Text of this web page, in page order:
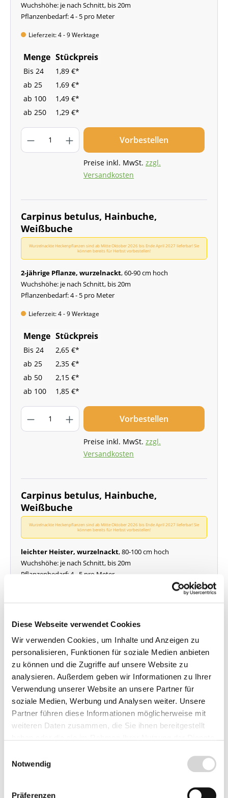
Diese Webseite verwendet Cookies
Wir verwenden Cookies, um Inhalte und Anzeigen zu
personalisieren, Funktionen für soziale Medien anbieten
zu können und die Zugriffe auf unsere Website zu
analysieren. Außerdem geben wir Informationen zu Ihrer
Verwendung unserer Website an unsere Partner für
soziale Medien, Werbung und Analysen weiter. Unsere
Partner führen diese Informationen möglicherweise mit
weiteren Daten zusammen, die Sie ihnen bereitgestellt
Notwendig
Präferenzen
Wuchshöhe: je nach Schnitt, bis 20m
Pflanzenbedarf: 4 - 5 pro Meter
Lieferzeit: 4 - 9 Werktage
Menge Stückpreis
Bis 24
1,89 €*
ab 25
1,69 €*
ab 100
1,49 €*
ab 250 1,29 €*
Vorbestellen
Preise inkl. MwSt. zzgl.
Versandkosten
Carpinus betulus, Hainbuche,
Weißbuche
Wurzelnackte Heckenpflanzen sind ab Mitte Oktober 2026 bis Ende April 2027 lieferbar! Sie
können bereits für Herbst vorbestellen!
2-jährige Pflanze, wurzelnackt, 60-90 cm hoch
Wuchshöhe: je nach Schnitt, bis 20m
Pflanzenbedarf: 4 - 5 pro Meter
Lieferzeit: 4 - 9 Werktage
Menge Stückpreis
Bis 24
2,65 €*
ab 25
2,35 €*
ab 50
2,15 €*
ab 100 1,85 €*
Vorbestellen
Preise inkl. MwSt. zzgl.
Versandkosten
Carpinus betulus, Hainbuche,
Weißbuche
Wurzelnackte Heckenpflanzen sind ab Mitte Oktober 2026 bis Ende April 2027 lieferbar! Sie
können bereits für Herbst vorbestellen!
leichter Heister, wurzelnackt, 80-100 cm hoch
Wuchshöhe: je nach Schnitt, bis 20m
Pflanzenbedarf: 4 - 5 pro Meter
Bis19
3,45 €*
ab20
3,15 €*
ab50 2,75 €*
Vorbestellen
Preise inkl. MwSt.zzgl.
Versandkosten
Carpinus betulus, Hainbuche,
Weißbuche
Wurzelnackte Heckenpflanzen sind ab Mitte Oktober 2026 bis Ende April 2027 lieferbar! Sie